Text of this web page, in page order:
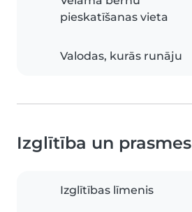
pieskatīšanas vieta
Valodas, kurās runāju
Izglītība un prasmes
Izglītības līmenis